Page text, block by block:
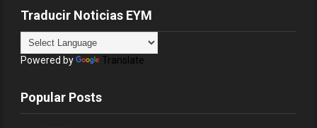
Traducir Noticias EYM
Powered by Translate
Popular Posts